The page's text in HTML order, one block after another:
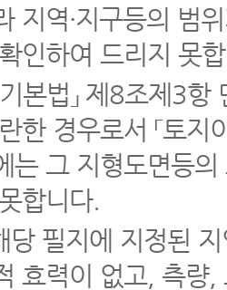
지역·지구등의 범
인하여 드리지 못
본법」 제8조제3
한 경우로서 「토
는 그 지형도면등
합니다.
당 필지에 지정된
효력이 없고, 측량